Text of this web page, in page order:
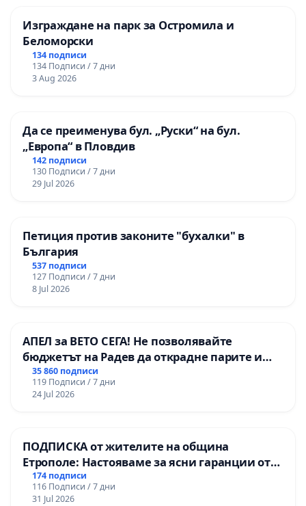
Изграждане на парк за Остромила и
Беломорски
134 подписи
134 Подписи / 7 дни
3 Aug 2026
Да се преименува бул. „Руски“ на бул.
„Европа“ в Пловдив
142 подписи
130 Подписи / 7 дни
29 Jul 2026
Петиция против законите "бухалки" в
България
537 подписи
127 Подписи / 7 дни
8 Jul 2026
АПЕЛ за ВЕТО СЕГА! Не позволявайте
бюджетът на Радев да открадне парите и
правата ни в тъмното
35 860 подписи
119 Подписи / 7 дни
24 Jul 2026
ПОДПИСКА от жителите на община
Етрополе: Настояваме за ясни гаранции от
“Елаците-МЕД” АД и от държавата, че ще се
изпълнят всички екологични норми!
174 подписи
116 Подписи / 7 дни
31 Jul 2026